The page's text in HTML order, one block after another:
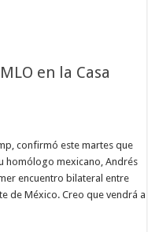
en la Casa
confirmó este martes que
homólogo mexicano, Andrés
encuentro bilateral entre
de México. Creo que vendrá a